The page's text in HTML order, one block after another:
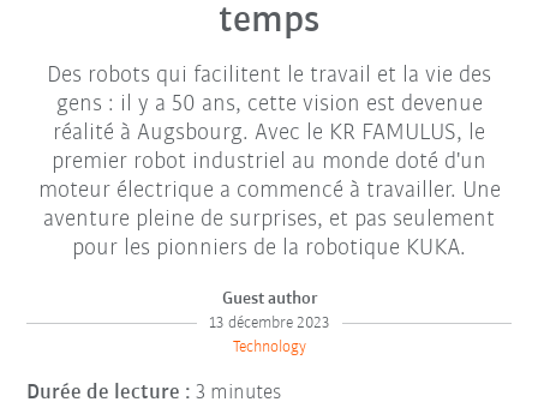
temps
Des robots qui facilitent le travail et la vie des
gens : il y a 50 ans, cette vision est devenue
réalité à Augsbourg. Avec le KR FAMULUS, le
premier robot industriel au monde doté d'un
moteur électrique a commencé à travailler. Une
aventure pleine de surprises, et pas seulement
pour les pionniers de la robotique KUKA.
Guest author
13 décembre 2023
Technology
Durée de lecture : 3 minutes